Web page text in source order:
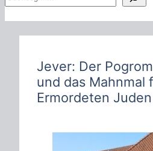
u
c
Jever: Der
und das Mahnmal
Ermordeten Juden